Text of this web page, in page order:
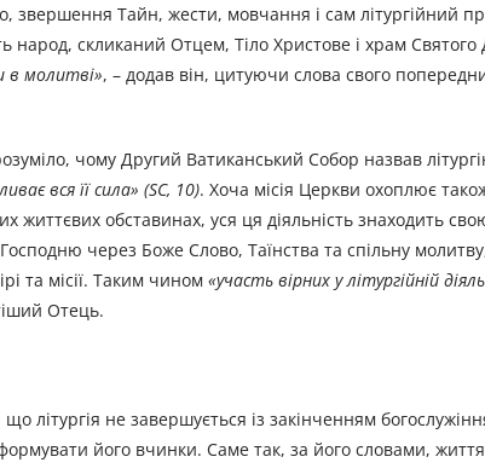
звершення Тайн, жести, мовчання і сам літургійний
скликаний Отцем, Тіло Христове і храм Святого
в молитві», – додав він, цитуючи слова свого
чому Другий Ватиканський Собор назвав
вся її сила» (SC, 10). Хоча місія Церкви охоплює
життєвих обставинах, уся ця діяльність знаходить
через Боже Слово, Таїнства та спільну
та місії. Таким чином «участь вірних у літургійній
Отець.
літургія не завершується із закінченням
його вчинки. Саме так, за його словами,